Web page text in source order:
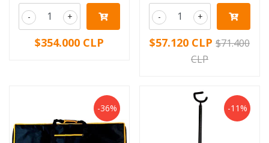
+
-
$354.000 CLP
+
-
$57.120 CLP $71.400
CLP
-36% -11%